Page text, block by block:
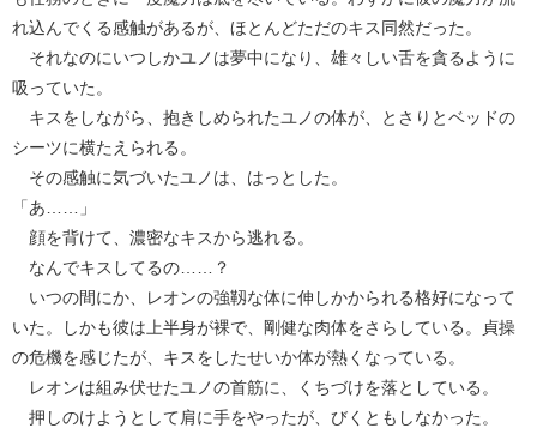
れ込んでくる感触があるが、ほとんどただのキス同然だった。
それなのにいつしかユノは夢中になり、雄々しい舌を貪るように
吸っていた。
キスをしながら、抱きしめられたユノの体が、とさりとベッドの
シーツに横たえられる。
その感触に気づいたユノは、はっとした。
「あ……」
顔を背けて、濃密なキスから逃れる。
なんでキスしてるの……？
いつの間にか、レオンの強靱な体に伸しかかられる格好になって
いた。しかも彼は上半身が裸で、剛健な肉体をさらしている。貞操
の危機を感じたが、キスをしたせいか体が熱くなっている。
レオンは組み伏せたユノの首筋に、くちづけを落としている。
押しのけようとして肩に手をやったが、びくともしなかった。